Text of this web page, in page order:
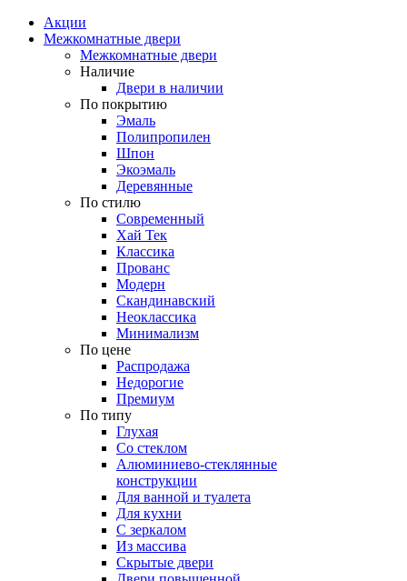
Акции
Межкомнатные двери
Межкомнатные двери
Наличие
Двери в наличии
По покрытию
Эмаль
Полипропилен
Шпон
Экоэмаль
Деревянные
По стилю
Современный
Хай Тек
Классика
Прованс
Модерн
Скандинавский
Неоклассика
Минимализм
По цене
Распродажа
Недорогие
Премиум
По типу
Глухая
Со стеклом
Алюминиево-стеклянные
конструкции
Для ванной и туалета
Для кухни
С зеркалом
Из массива
Скрытые двери